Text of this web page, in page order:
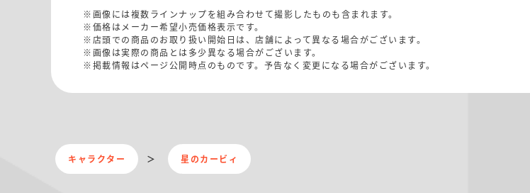
※画像には複数ラインナップを組み合わせて撮影したものも含まれます。
※価格はメーカー希望小売価格表示です。
※店頭での商品のお取り扱い開始日は、店舗によって異なる場合がございます。
※画像は実際の商品とは多少異なる場合がございます。
※掲載情報はページ公開時点のものです。予告なく変更になる場合がございます。
キャラクター 星のカービィ